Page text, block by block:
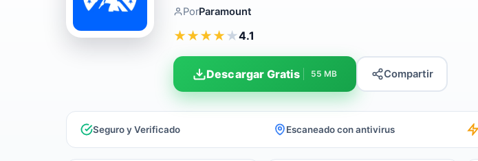
PorParamount
★★★★ ★4.1
Descargar Gratis 55 MB Compartir
Seguro y Verificado Escaneado con antivirus